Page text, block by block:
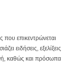
που επικεντρώνεται
ειδήσεις, εξελίξεις
καθώς και πρόσωπα